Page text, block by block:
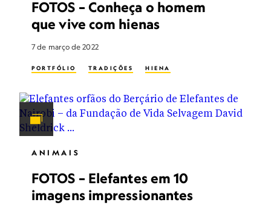
FOTOS – Conheça o homem
que vive com hienas
7 de março de 2022
PORTFÓLIO TRADIÇÕES HIENA
ANIMAIS
FOTOS – Elefantes em 10
imagens impressionantes